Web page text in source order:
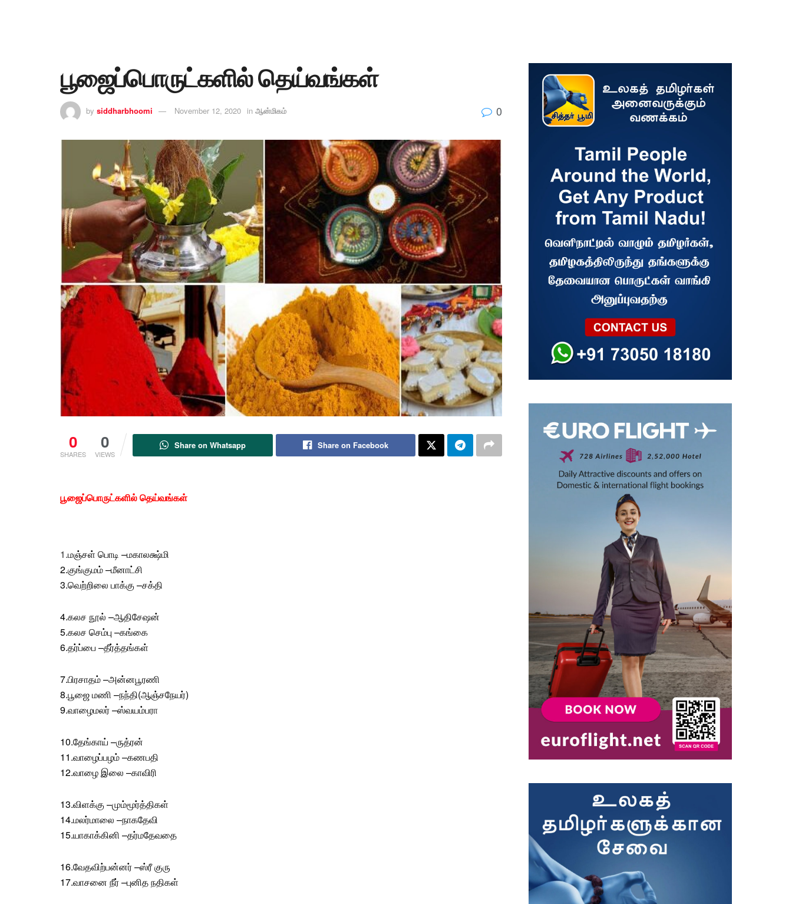
பூஜைப்பொருட்களில் தெய்வங்கள்
by siddharbhoomi November 12, 2020 in ஆன்மிகம் 0
0
SHARES
0
VIEWS
Share on Whatsapp Share on Facebook
பூஜைப்பொருட்களில் தெய்வங்கள்
1.மஞ்சள் பொடி –மகாலக்ஷ்மி
2.குங்குமம்–மீனாட்சி
3.வெற்றிலை பாக்கு–சக்தி
4.கலச நூல் –ஆதிசேஷன்
5.கலச செம்பு –கங்கை
6.தர்ப்பை –தீர்த்தங்கள்
7.பிரசாதம்–அன்னபூரணி
8.பூஜை மணி –நந்தி(ஆஞ்சநேயர்)
9.வாழைமலர்–ஸ்வயம்பரா
10.தேங்காய் –ருத்ரன்
11.வாழைப்பழம்–கணபதி
12.வாழை இலை –காவிரி
13.விளக்கு–மும்மூர்த்திகள்
14.மலர்மாலை –நாகதேவி
15.யாகாக்கினி –தர்மதேவதை
16.வேதவிற்பன்னர்–ஸ்ரீ குரு
17.வாசனை நீர்–புனித நதிகள்